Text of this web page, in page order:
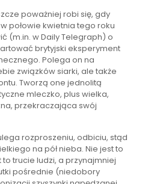
poważniej robi się, gdy
połowie kwietnia tego roku
(m.in. w Daily Telegraph) o
brytyjski eksperyment
Polega on na
związków siarki, ale także
Tworzą one jednolitą
mleczko, plus wielka,
przekraczająca swój
rozproszeniu, odbiciu, stąd
na pół nieba. Nie jest to
trucie ludzi, a przynajmniej
pośrednie (niedobory